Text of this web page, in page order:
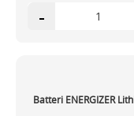
-
Batteri ENERGIZER